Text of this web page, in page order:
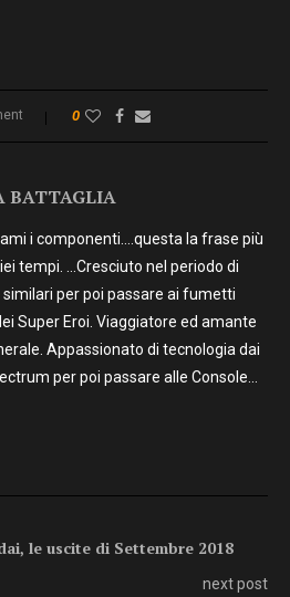
0
BATTAGLIA
i componenti….questa la frase più
tempi. …Cresciuto nel periodo di
per poi passare ai fumetti
Super Eroi. Viaggiatore ed amante
Appassionato di tecnologia dai
per poi passare alle Console…
le uscite di Settembre 2018
next post